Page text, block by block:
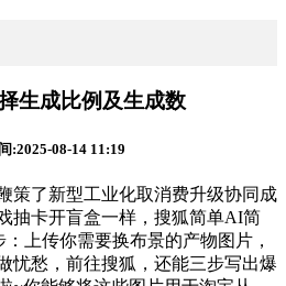
生成比例及生成数
:2025-08-14 11:19
了新型工业化取消费升级协同成
抽卡开盲盒一样，搜狐简单AI简
：上传你需要换布景的产物图片，
忧愁，前往搜狐，还能三步写出爆